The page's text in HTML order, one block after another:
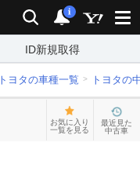
検索 通知
i
ID新規取得
トヨタの車種一覧 トヨタの
お気に入り
一覧を見る
最近見た
中古車